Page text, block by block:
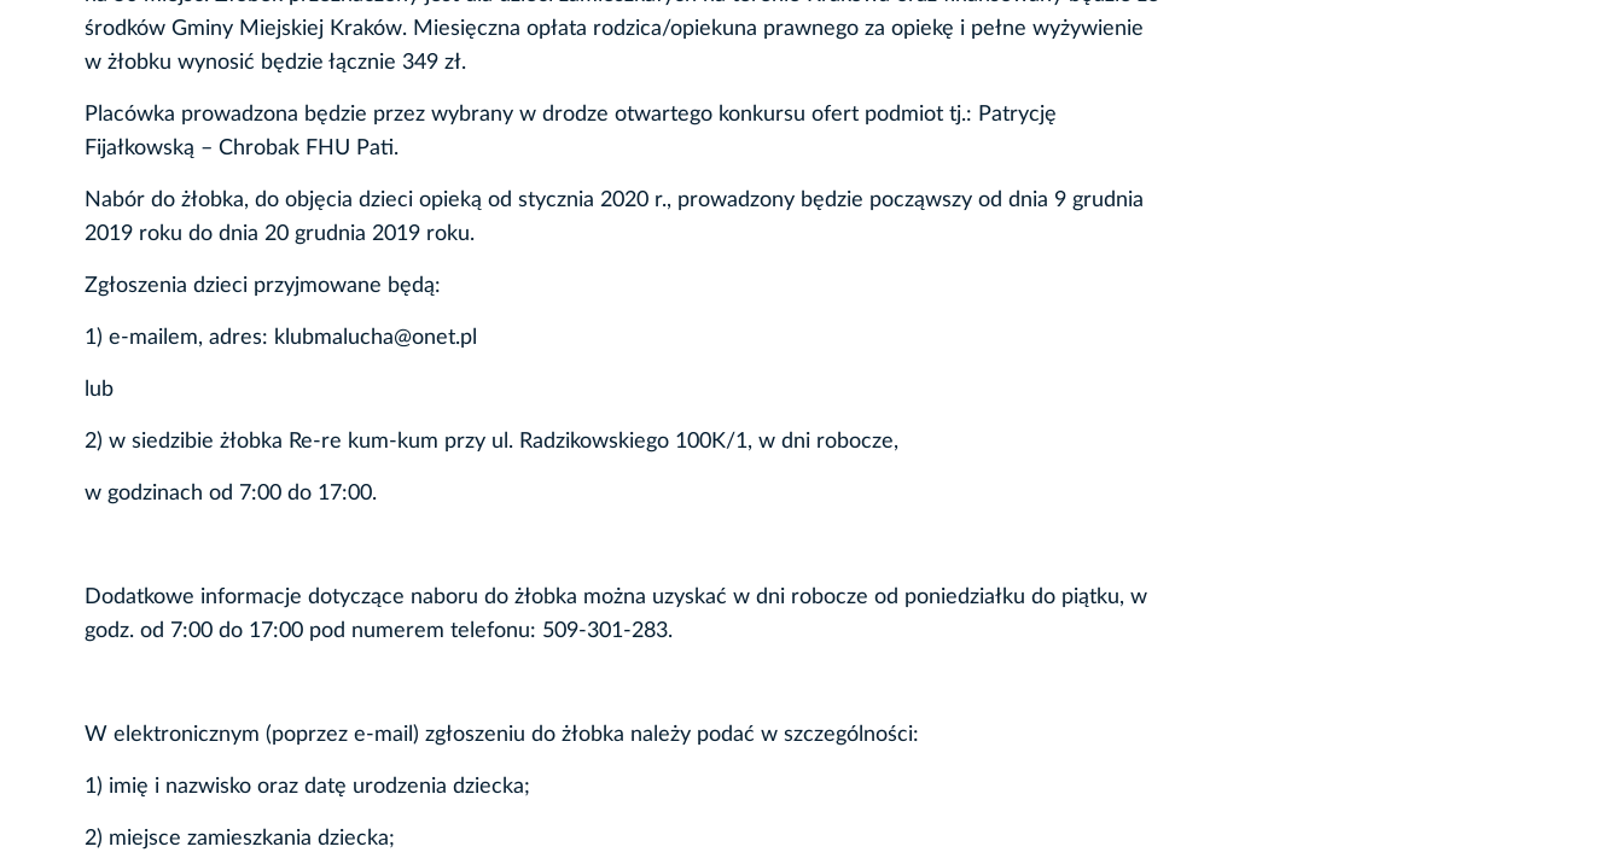
środków Gminy Miejskiej Kraków. Miesięczna opłata rodzica/opiekuna prawnego za opiekę i pełne wyżywienie
w żłobku wynosić będzie łącznie 349 zł.
Placówka prowadzona będzie przez wybrany w drodze otwartego konkursu ofert podmiot tj.: Patrycję
Fijałkowską – Chrobak FHU Pati.
Nabór do żłobka, do objęcia dzieci opieką od stycznia 2020 r., prowadzony będzie począwszy od dnia 9 grudnia
2019 roku do dnia 20 grudnia 2019 roku.
Zgłoszenia dzieci przyjmowane będą:
1) e-mailem, adres: klubmalucha@onet.pl
lub
2) w siedzibie żłobka Re-re kum-kum przy ul. Radzikowskiego 100K/1, w dni robocze,
w godzinach od 7:00 do 17:00.
Dodatkowe informacje dotyczące naboru do żłobka można uzyskać w dni robocze od poniedziałku do piątku, w
godz. od 7:00 do 17:00 pod numerem telefonu: 509-301-283.
W elektronicznym (poprzez e-mail) zgłoszeniu do żłobka należy podać w szczególności:
1) imię i nazwisko oraz datę urodzenia dziecka;
2) miejsce zamieszkania dziecka;